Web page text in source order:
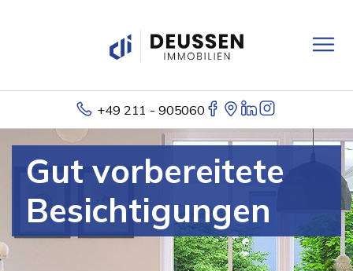
+49 211 - 905060
Gut vorbereitete
Besichtigungen